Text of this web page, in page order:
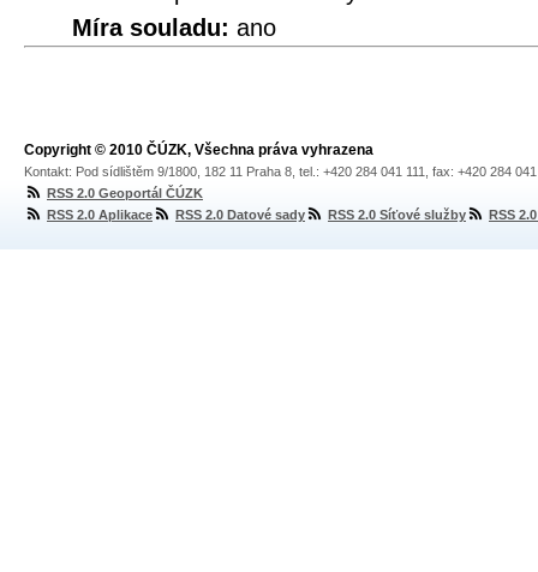
Míra souladu: ano
Copyright © 2010 ČÚZK, Všechna práva vyhrazena
Kontakt: Pod sídlištěm 9/1800, 182 11 Praha 8, tel.: +420 284 041 111, fax: +420 284
RSS 2.0 Geoportál ČÚZK
RSS 2.0 Aplikace
RSS 2.0 Datové sady RSS 2.0 Síťové služby RSS